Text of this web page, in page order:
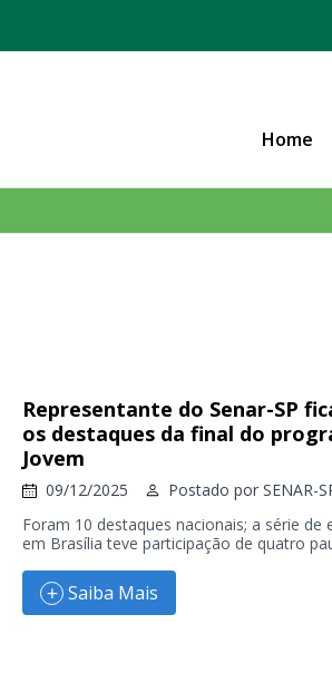
Home
Representante do Senar-SP
os destaques da final do
Jovem
09/12/2025 Postado por SENAR-
Foram 10 destaques nacionais; a série de
em Brasília teve participação de quatro
Saiba Mais